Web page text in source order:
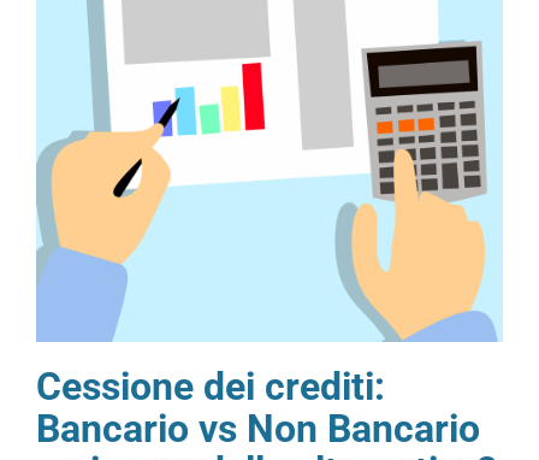
Cessione dei crediti:
Bancario vs Non Bancario